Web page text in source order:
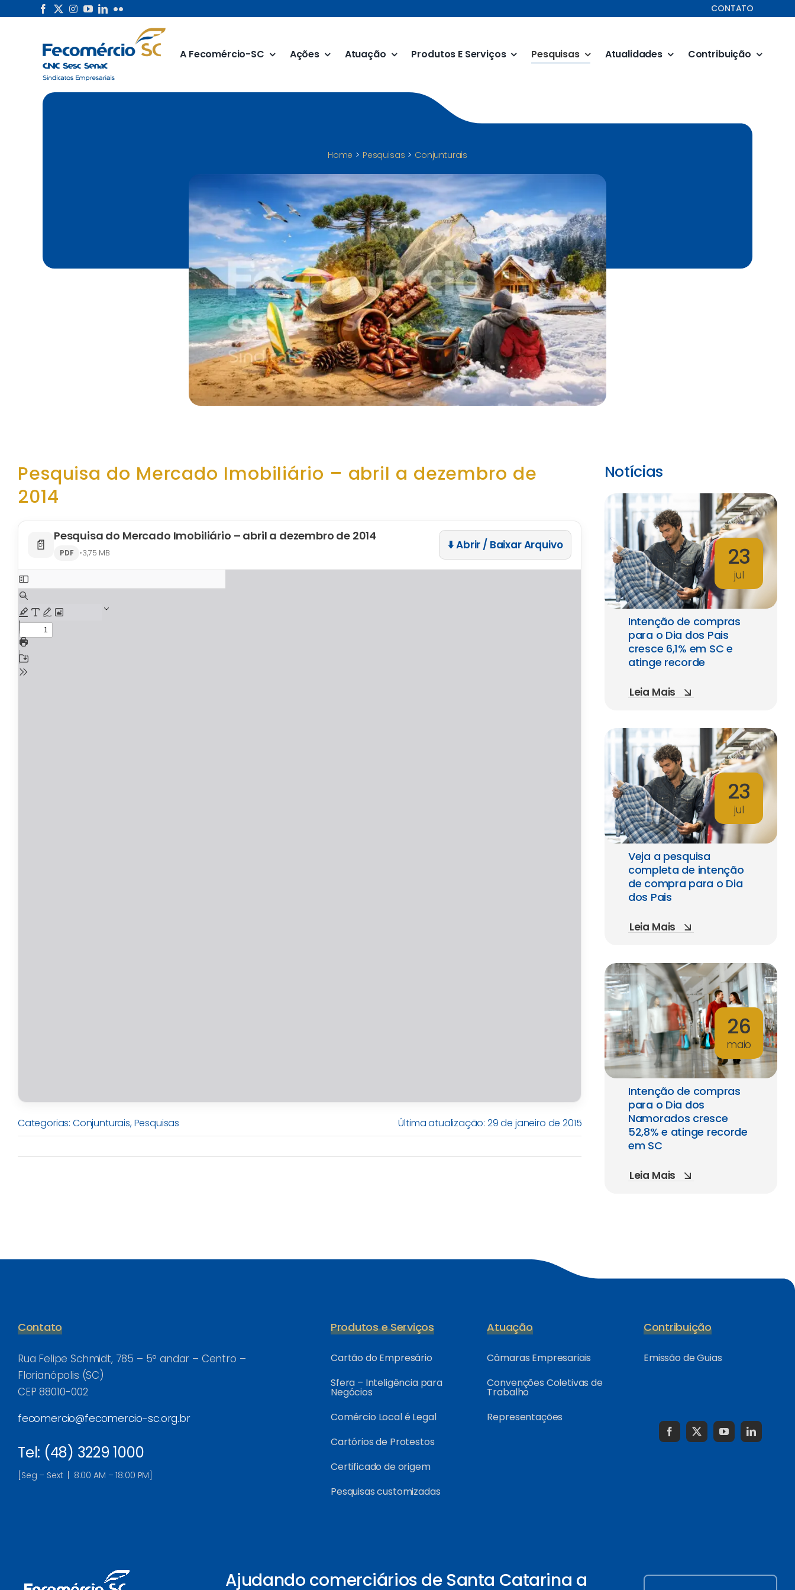
CONTATO
A Fecomércio-SC Ações Atuação Produtos E Serviços Pesquisas Atualidades Contribuição
Home Pesquisas Conjunturais
Pesquisa do Mercado Imobiliário – abril a dezembro de
2014
📄
Pesquisa do Mercado Imobiliário – abril a dezembro de 2014
PDF •3,75 MB
⬇️ Abrir / Baixar Arquivo
Categorias: Conjunturais,Pesquisas Última atualização: 29 de janeiro de 2015
Notícias
23
jul
Intenção de compras
para o Dia dos Pais
cresce 6,1% em SC e
atinge recorde
Leia Mais
23
jul
Veja a pesquisa
completa de intenção
de compra para o Dia
dos Pais
Leia Mais
26
maio
Intenção de compras
para o Dia dos
Namorados cresce
52,8% e atinge recorde
em SC
Leia Mais
Contato
Rua Felipe Schmidt, 785 – 5º andar – Centro –
Florianópolis (SC)
CEP 88010-002
fecomercio@fecomercio-sc.org.br
Tel: (48) 3229 1000
[Seg – Sext | 8:00 AM – 18:00 PM]
Produtos e Serviços
Cartão do Empresário
Sfera – Inteligência para
Negócios
Comércio Local é Legal
Cartórios de Protestos
Certificado de origem
Pesquisas customizadas
Atuação
Câmaras Empresariais
Convenções Coletivas de
Trabalho
Representações
Contribuição
Emissão de Guias
Ajudando comerciários de Santa Catarina a